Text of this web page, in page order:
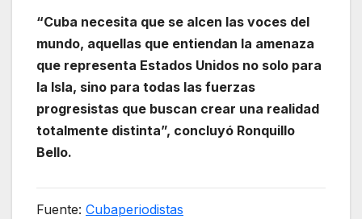
“Cuba necesita que se alcen las voces del
mundo, aquellas que entiendan la amenaza
que representa Estados Unidos no solo para
la Isla, sino para todas las fuerzas
progresistas que buscan crear una realidad
totalmente distinta”, concluyó Ronquillo
Bello.
Fuente: Cubaperiodistas